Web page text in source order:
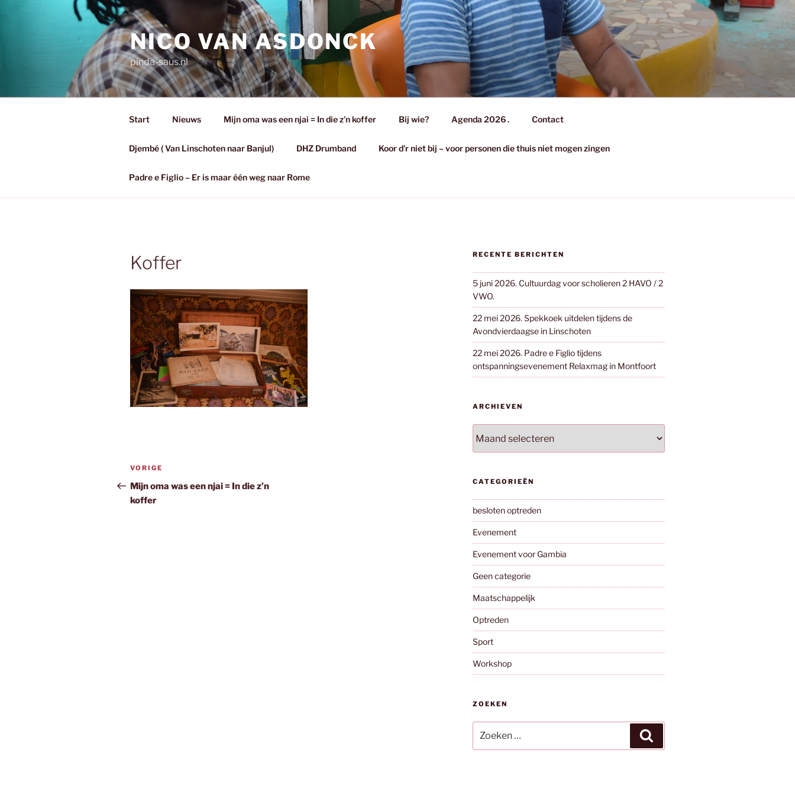
NICO VAN ASDONCK
pinda-saus.nl
Start Nieuws Mijn oma was een njai = In die z’n koffer Bij wie? Agenda 2026 . Contact
Djembé ( Van Linschoten naar Banjul) DHZ Drumband Koor d’r niet bij – voor personen die thuis niet mogen zingen
Padre e Figlio – Er is maar één weg naar Rome
Koffer
Bericht
navigatie
Vorig
bericht
VORIGE
Mijn oma was een njai = In die z’n
koffer
RECENTE BERICHTEN
5 juni 2026. Cultuurdag voor scholieren 2 HAVO / 2
VWO.
22 mei 2026. Spekkoek uitdelen tijdens de
Avondvierdaagse in Linschoten
22 mei 2026. Padre e Figlio tijdens
ontspanningsevenement Relaxmag in Montfoort
ARCHIEVEN
CATEGORIEËN
besloten optreden
Evenement
Evenement voor Gambia
Geen categorie
Maatschappelijk
Optreden
Sport
Workshop
ZOEKEN
naar: